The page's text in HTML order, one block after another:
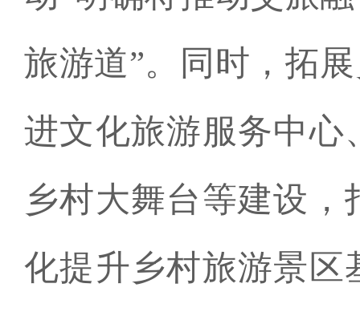
旅游道”。同时，拓
进文化旅游服务中心
乡村大舞台等建设
化提升乡村旅游景区